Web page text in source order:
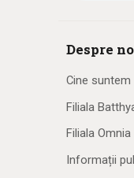
Despre
Cine suntem
Filiala
Filiala Omnia
Informații